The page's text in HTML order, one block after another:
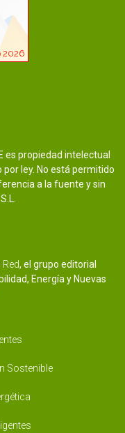
es propiedad intelectual
por ley. No está permitido
a la fuente y sin
, el grupo editorial
Energía y Nuevas
Sostenible